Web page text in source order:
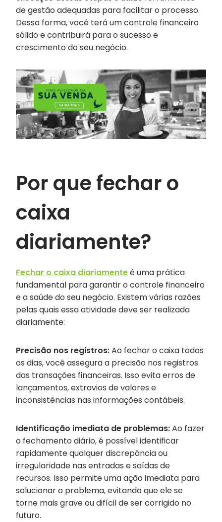
de gestão adequadas para facilitar o processo.
Dessa forma, você terá um controle financeiro
sólido e contribuirá para o sucesso e
crescimento do seu negócio.
Por que fechar o
caixa
diariamente?
Fechar o caixa diariamenteé uma prática
fundamental para garantir o controle financeiro
e a saúde do seu negócio. Existem várias razões
pelas quais essa atividade deve ser realizada
diariamente:
Precisão nos registros:Ao fechar o caixa todos
os dias, você assegura a precisão nos registros
das transações financeiras. Isso evita erros de
lançamentos, extravios de valores e
inconsistências nas informações contábeis.
Identificação imediata de problemas:Ao fazer
o fechamento diário, é possível identificar
rapidamente qualquer discrepância ou
irregularidade nas entradas e saídas de
recursos. Isso permite uma ação imediata para
solucionar o problema, evitando que ele se
torne mais grave ou difícil de ser corrigido no
futuro.